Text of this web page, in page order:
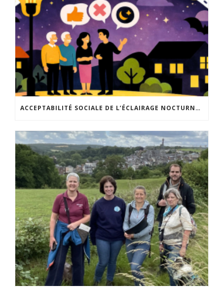
ACCEPTABILITÉ SOCIALE DE L’ÉCLAIRAGE NOCTURNE : LE REPLAY EST DISPONIBLE